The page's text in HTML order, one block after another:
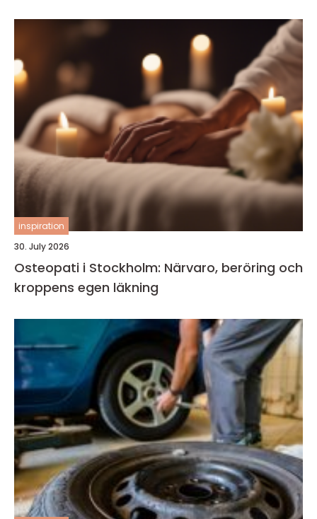
inspiration
30. July 2026
Osteopati i Stockholm: Närvaro, beröring och
kroppens egen läkning